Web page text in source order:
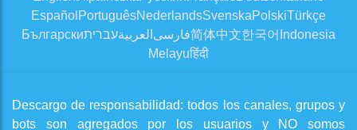
Español PortuguêsNederlandsSvenskaPolskiTürkçe
Българскиעבריתالعربية فارسی简体中文한국어 Indonesia
Melayuहिंदी
Descargo de responsabilidad: todos los canales, grupos y
bots son agregados por los usuarios y NO somos